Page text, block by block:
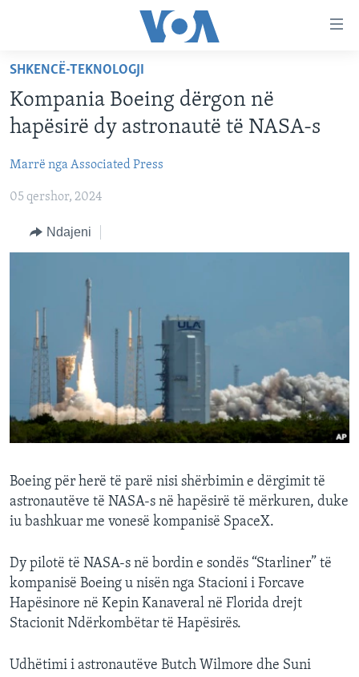
faqen
kryesore
Kalo
tek
faqja
Kalo
kërkimi
KATEGORITË
BALLKANI
EVROPA
BOTA
SHKENCË DHE TEKNOLOGJI
SHËNDETËSI
INTERVISTA
DITARI
DITARI
FOLLOW US
SHKENCË-TEKNOLOGJI
Kompania Boeing dërgon në
hapësirë dy astronautë të NASA-s
Marrë nga Associated Press
05 qershor, 2024
Ndajeni
Boeing për herë të parë nisi shërbimin e dërgimit të
astronautëve të NASA-s në hapësirë të mërkuren, duke
iu bashkuar me vonesë kompanisë SpaceX.
Dy pilotë të NASA-s në bordin e sondës “Starliner” të
kompanisë Boeing u nisën nga Stacioni i Forcave
Hapësinore në Kepin Kanaveral në Florida drejt
Stacionit Ndërkombëtar të Hapësirës.
Udhëtimi i astronautëve Butch Wilmore dhe Suni